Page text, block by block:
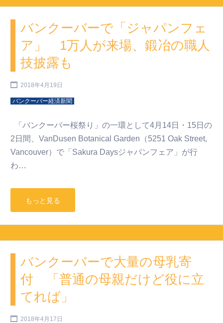
バンクーバーで「ジャパンフェ
ア」 1万人が来場、鍛冶の職人
技披露も
2018年4月19日
バンクーバー経済新聞
「バンクーバー桜祭り」の一環として4月14日・15日の
2日間、VanDusen Botanical Garden（5251 Oak Street,
Vancouver）で「Sakura Daysジャパンフェア」が行
わ…
もっと見る
バンクーバーで大量の母乳寄
付 「普通の母親だけど役に立
てれば」
2018年4月17日